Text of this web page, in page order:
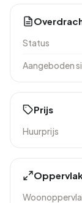
Status
Aangeboden
Prijs
Huurprijs